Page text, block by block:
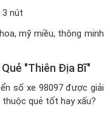
3 nút
mỹ miều, thông minh
"Thiên Địa Bĩ"
số xe 98097 được giải
quẻ tốt hay xấu?